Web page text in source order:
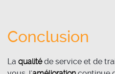
Conclusion
La qualitéde service et de